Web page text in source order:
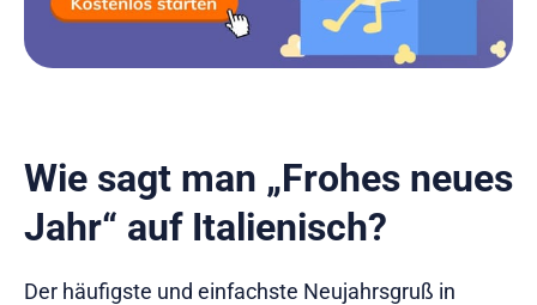
Wie sagt man „Frohes neues
Jahr“ auf Italienisch?
Der häufigste und einfachste Neujahrsgruß in